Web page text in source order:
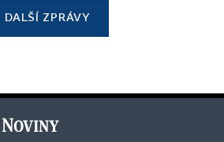
DALŠÍ ZPRÁVY